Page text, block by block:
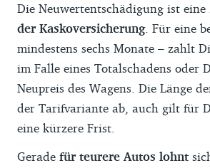
Die Neuwertentschädigung ist eine
der Kaskoversicherung. Für eine
mindestens sechs Monate – zahlt
im Falle eines Totalschadens oder
Neupreis des Wagens. Die Länge
der Tarifvariante ab, auch gilt für
eine kürzere Frist.
Gerade für teurere Autos lohnt